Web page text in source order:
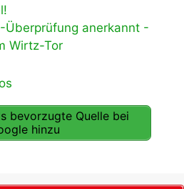
Überprüfung anerkannt -
Wirtz-Tor
bevorzugte Quelle bei
hinzu